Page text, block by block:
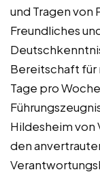
und Tragen von
Freundliches
Bereitschaft für
Tage pro
Hildesheim von
den